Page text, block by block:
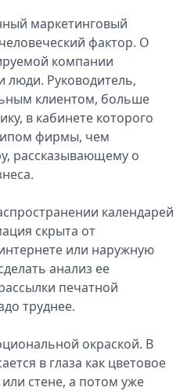
маркетинговый
фактор. О
компании
люди. Руководитель,
клиентом, больше
в кабинете которого
фирмы, чем
рассказывающему о
календарей
скрыта от
или наружную
анализ ее
печатной
труднее.
окраской. В
в глаза как цветовое
стене, а потом уже